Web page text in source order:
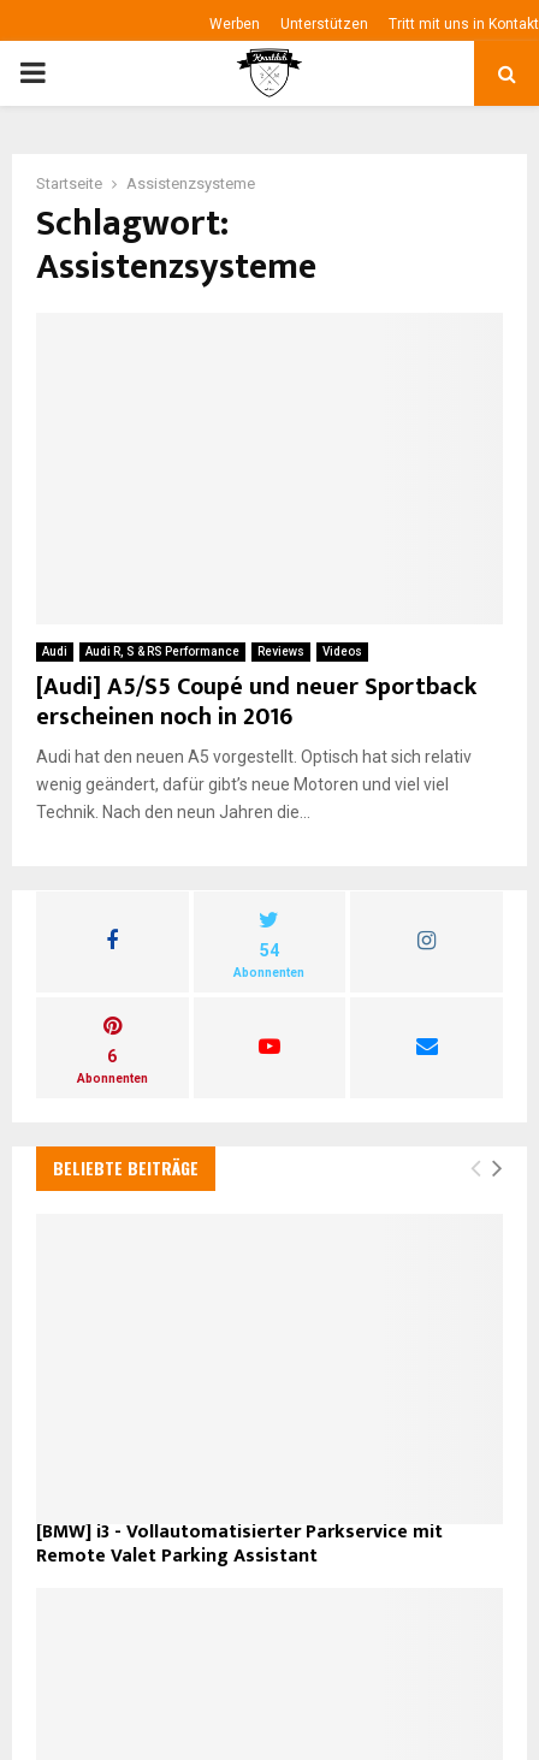
Werben Unterstützen Tritt mit uns in Kontakt
P
M
N
U
Startseite Assistenzsysteme
Schlagwort:
Assistenzsysteme
Audi Audi R, S & RS Performance Reviews Videos
[Audi] A5/S5 Coupé und neuer Sportback
erscheinen noch in 2016
Audi hat den neuen A5 vorgestellt. Optisch hat sich relativ
wenig geändert, dafür gibt’s neue Motoren und viel viel
Technik. Nach den neun Jahren die...
54
Abonnenten
6
Abonnenten
BELIEBTE BEITRÄGE
[BMW] i3 - Vollautomatisierter Parkservice mit
Remote Valet Parking Assistant